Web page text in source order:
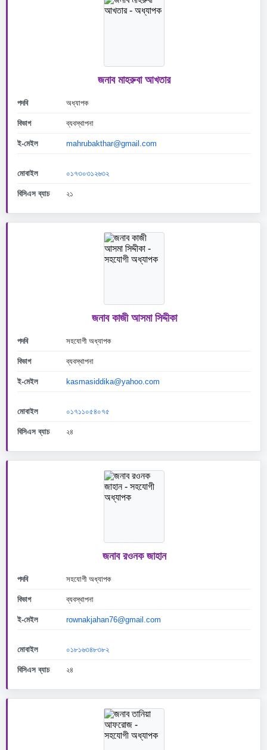
জনাব মাহরুবা আখতার
পদবি অধ্যাপক
বিভাগ ব্যবস্থাপনা
ই-মেইল mahrubakthar@gmail.com
মোবাইল ০১৭৩০৩১২৬৩২
বিসিএস ব্যাচ ২১
জনাব কাজী আসমা সিদ্দীকা
পদবি সহযোগী অধ্যাপক
বিভাগ ব্যবস্থাপনা
ই-মেইল kasmasiddika@yahoo.com
মোবাইল ০১৭১১০৫৪০৭৫
বিসিএস ব্যাচ ২৪
জনাব রওনক জাহান
পদবি সহযোগী অধ্যাপক
বিভাগ ব্যবস্থাপনা
ই-মেইল rownakjahan76@gmail.com
মোবাইল ০১৮১৬৩৪৮৩৮২
বিসিএস ব্যাচ ২৪